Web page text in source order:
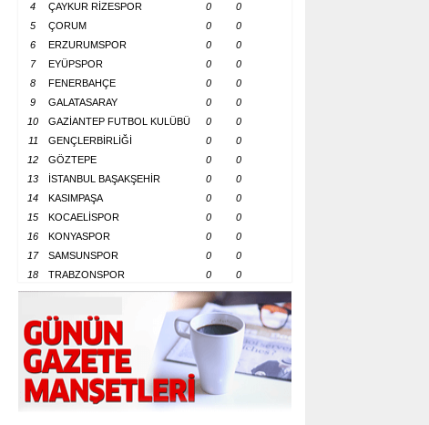
4
ÇAYKUR RİZESPOR 0
0
5
ÇORUM 0
0
6
ERZURUMSPOR 0
0
7
EYÜPSPOR 0
0
8
FENERBAHÇE 0
0
9
GALATASARAY 0
0
10
GAZİANTEP FUTBOL KULÜBÜ 0
0
11
GENÇLERBİRLİĞİ 0
0
12
GÖZTEPE 0
0
13
İSTANBUL BAŞAKŞEHİR 0
0
14
KASIMPAŞA 0
0
15
KOCAELİSPOR 0
0
16
KONYASPOR 0
0
17
SAMSUNSPOR 0
0
18
TRABZONSPOR 0 0